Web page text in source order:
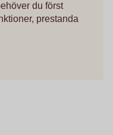
du först
prestanda